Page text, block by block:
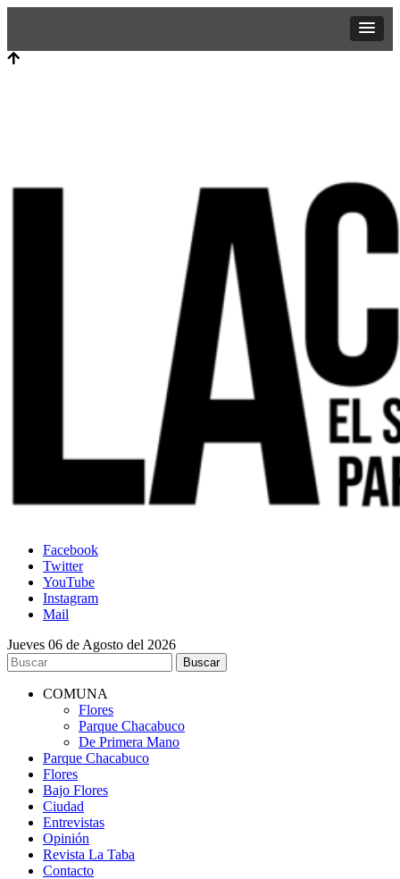
Facebook
Twitter
YouTube
Instagram
Mail
Jueves 06 de Agosto del 2026
COMUNA
Flores
Parque Chacabuco
De Primera Mano
Parque Chacabuco
Flores
Bajo Flores
Ciudad
Entrevistas
Opinión
Revista La Taba
Contacto